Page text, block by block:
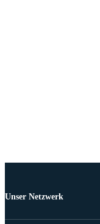
Unser Netzwerk